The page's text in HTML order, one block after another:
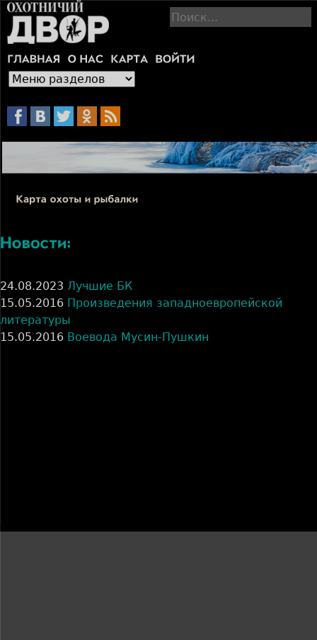
Jump to navigation
П
и
с
24.08.2023 Лучшие БК
15.05.2016 Произведения западноевропейской
литературы
15.05.2016 Воевода Мусин-Пушкин